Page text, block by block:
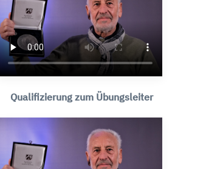
Qualifizierung zum Übungsleiter